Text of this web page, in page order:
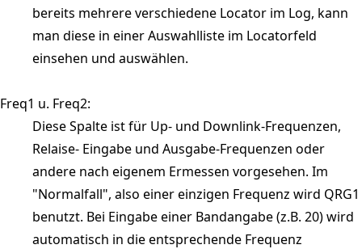
bereits mehrere verschiedene Locator im Log, kann
man diese in einer Auswahlliste im Locatorfeld
einsehen und auswählen.
Freq1 u. Freq2:
Diese Spalte ist für Up- und Downlink-Frequenzen,
Relaise- Eingabe und Ausgabe-Frequenzen oder
andere nach eigenem Ermessen vorgesehen. Im
"Normalfall", also einer einzigen Frequenz wird QRG1
benutzt. Bei Eingabe einer Bandangabe (z.B. 20) wird
automatisch in die entsprechende Frequenz